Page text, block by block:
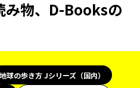
み物、D-Booksの
地球の歩き方 Jシリーズ（国内）